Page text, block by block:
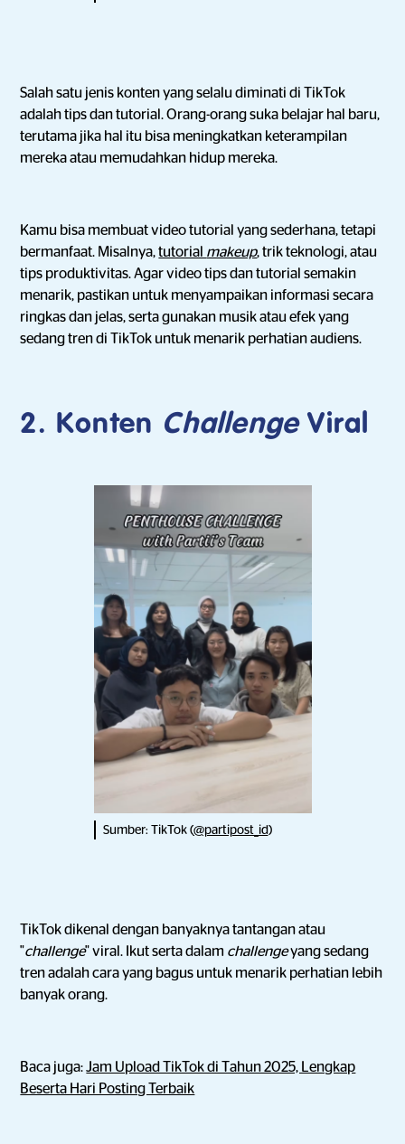
Salah satu jenis konten yang selalu diminati di TikTok
adalah tips dan tutorial. Orang-orang suka belajar hal baru,
terutama jika hal itu bisa meningkatkan keterampilan
mereka atau memudahkan hidup mereka.
Kamu bisa membuat video tutorial yang sederhana, tetapi
bermanfaat. Misalnya,tutorial makeup, trik teknologi, atau
tips produktivitas. Agar video tips dan tutorial semakin
menarik, pastikan untuk menyampaikan informasi secara
ringkas dan jelas, serta gunakan musik atau efek yang
sedang tren di TikTok untuk menarik perhatian audiens.
2. Konten ChallengeViral
Sumber: TikTok (@partipost_id)
TikTok dikenal dengan banyaknya tantangan atau
"challenge" viral. Ikut serta dalam challengeyang sedang
tren adalah cara yang bagus untuk menarik perhatian lebih
banyak orang.
Baca juga:Jam Upload TikTok di Tahun 2025, Lengkap
Beserta Hari Posting Terbaik